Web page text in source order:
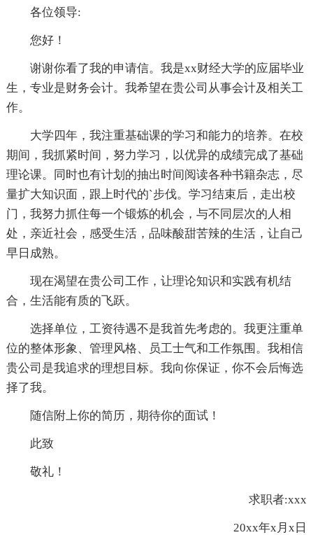
各位领导:
您好！
谢谢你看了我的申请信。我是xx财经大学的应届毕业
生，专业是财务会计。我希望在贵公司从事会计及相关工
作。
大学四年，我注重基础课的学习和能力的培养。在校
期间，我抓紧时间，努力学习，以优异的成绩完成了基础
理论课。同时也有计划的抽出时间阅读各种书籍杂志，尽
量扩大知识面，跟上时代的`步伐。学习结束后，走出校
门，我努力抓住每一个锻炼的机会，与不同层次的人相
处，亲近社会，感受生活，品味酸甜苦辣的生活，让自己
早日成熟。
现在渴望在贵公司工作，让理论知识和实践有机结
合，生活能有质的飞跃。
选择单位，工资待遇不是我首先考虑的。我更注重单
位的整体形象、管理风格、员工士气和工作氛围。我相信
贵公司是我追求的理想目标。我向你保证，你不会后悔选
择了我。
随信附上你的简历，期待你的面试！
此致
敬礼！
求职者:xxx
20xx年x月x日